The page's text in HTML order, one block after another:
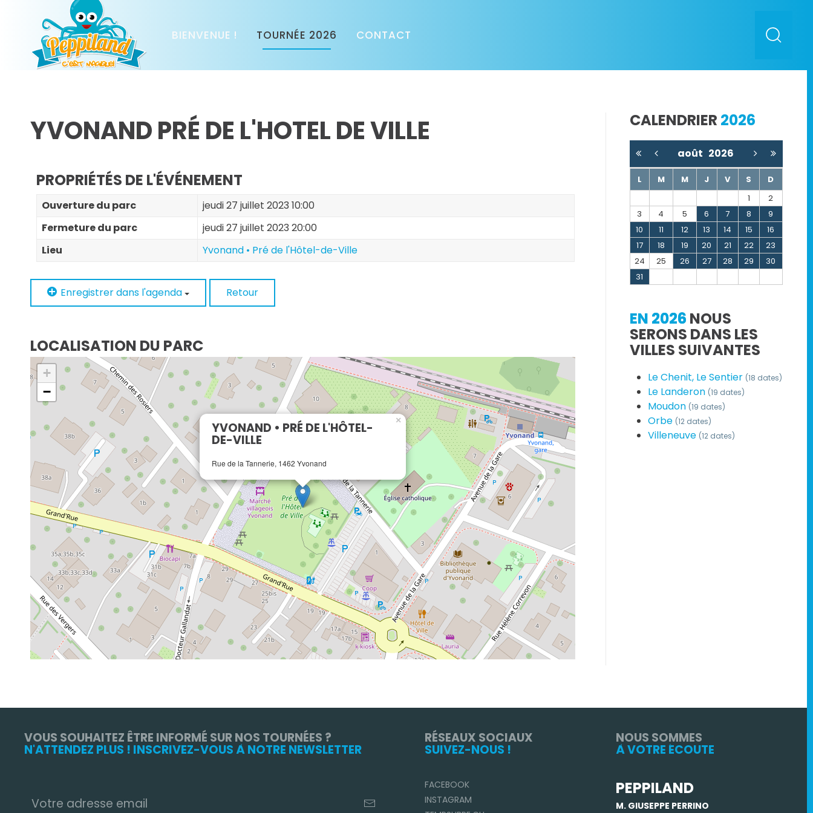
BIENVENUE ! TOURNÉE 2026 CONTACT
YVONAND PRÉ DE L'HOTEL DE VILLE
PROPRIÉTÉS DE L'ÉVÉNEMENT
Ouverture du parc
jeudi 27 juillet 2023 10:00
Fermeture du parc
jeudi 27 juillet 2023 20:00
Lieu
Yvonand • Pré de l'Hôtel-de-Ville
Enregistrer dans l'agenda Retour
LOCALISATION DU PARC
YVONAND • PRÉ DE L'HÔTEL-
DE-VILLE
Rue de la Tannerie, 1462 Yvonand
×
+
−
CALENDRIER 2026
août 2026
L M M J V S
D
1
2
3
4 5 6 7 8
9
10
11 12 13 14 15
16
17
18 19 20 21 22
23
24
25 26 27 28 29
30
31
EN 2026 NOUS
SERONS DANS LES
VILLES SUIVANTES
Le Chenit, Le Sentier (18 dates)
Le Landeron (19 dates)
Moudon (19 dates)
Orbe (12 dates)
Villeneuve (12 dates)
VOUS SOUHAITEZ ÊTRE INFORMÉ SUR NOS TOURNÉES ?
N'ATTENDEZ PLUS ! INSCRIVEZ-VOUS À NOTRE NEWSLETTER
RÉSEAUX SOCIAUX
SUIVEZ-NOUS !
FACEBOOK
INSTAGRAM
NOUS SOMMES
À VOTRE ÉCOUTE
PEPPILAND
M. GIUSEPPE PERRINO